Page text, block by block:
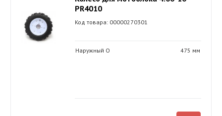
PR4010
Код товара: 00000270301
Наружный O 475 мм